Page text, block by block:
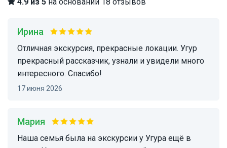
Ирина
Отличная экскурсия, прекрасные локации. Угур
прекрасный рассказчик, узнали и увидели много
интересного. Спасибо!
17 июня 2026
Мария
Наша семья была на экскурсии у Угура ещё в